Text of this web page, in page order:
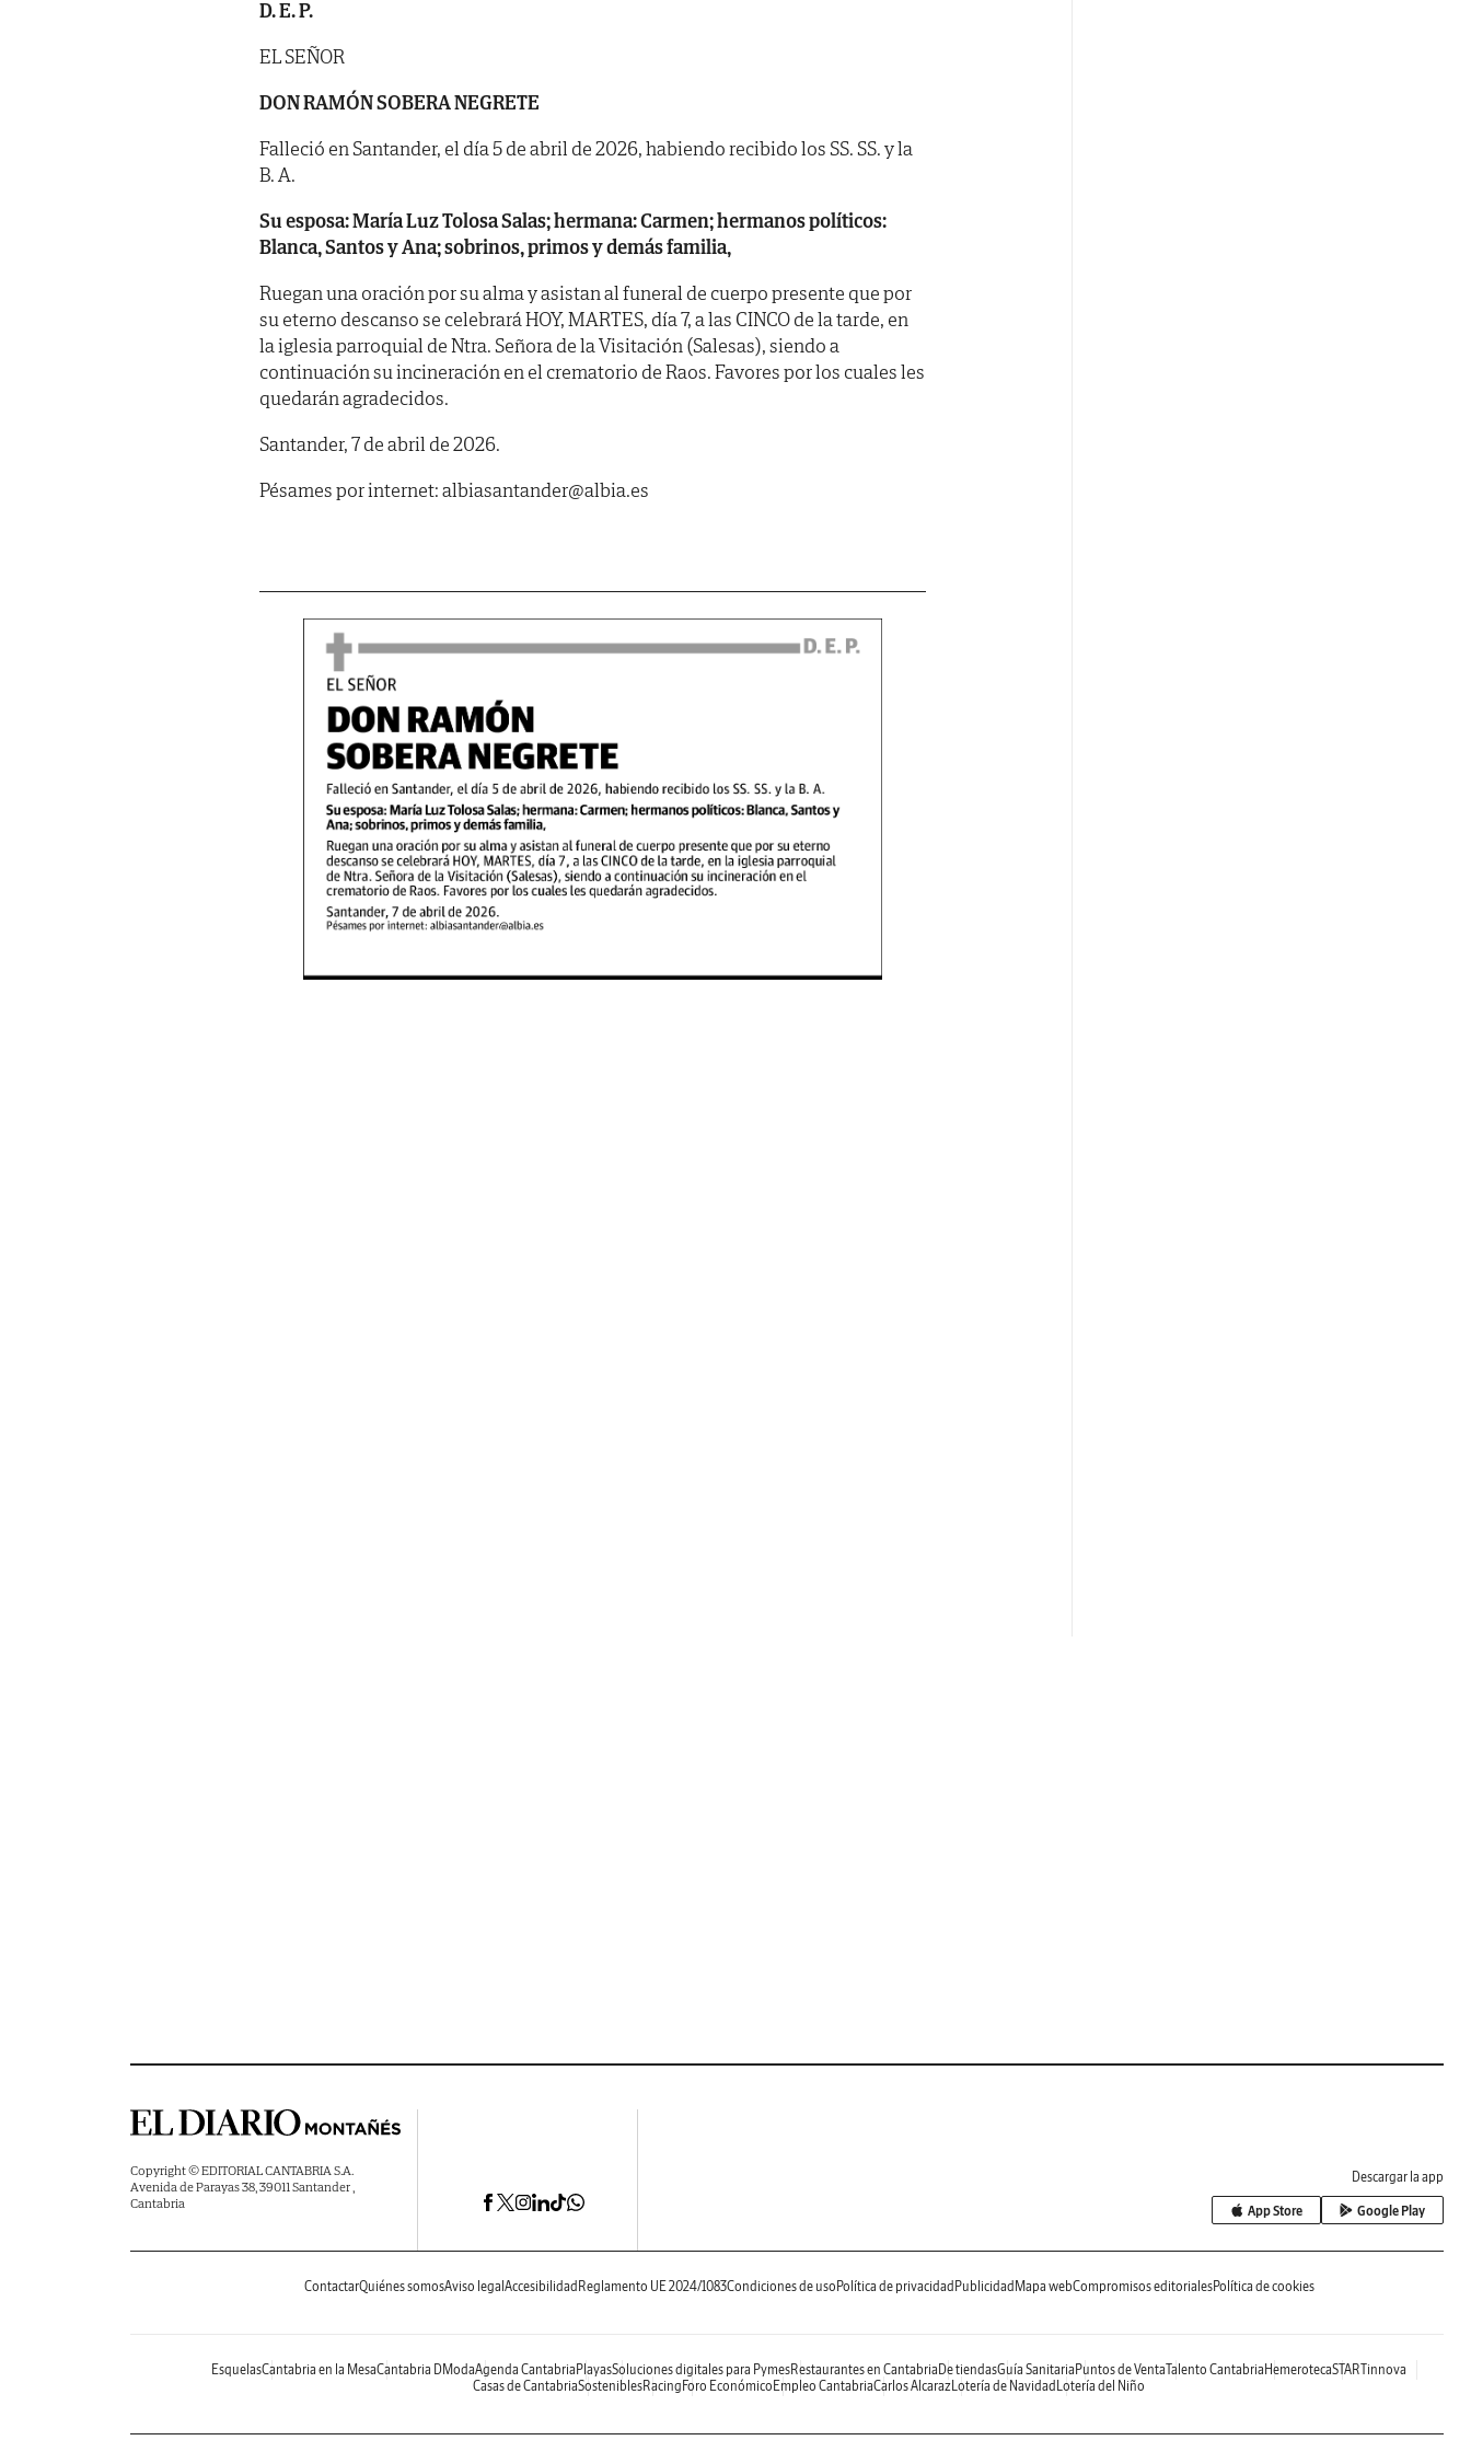
D. E. P.
EL SEÑOR
DON RAMÓN SOBERA NEGRETE
Falleció en Santander, el día 5 de abril de 2026, habiendo recibido los SS. SS. y la
B. A.
Su esposa: María Luz Tolosa Salas; hermana: Carmen; hermanos políticos:
Blanca, Santos y Ana; sobrinos, primos y demás familia,
Ruegan una oración por su alma y asistan al funeral de cuerpo presente que por
su eterno descanso se celebrará HOY, MARTES, día 7, a las CINCO de la tarde, en
la iglesia parroquial de Ntra. Señora de la Visitación (Salesas), siendo a
continuación su incineración en el crematorio de Raos. Favores por los cuales les
quedarán agradecidos.
Santander, 7 de abril de 2026.
Pésames por internet: albiasantander@albia.es
Copyright © EDITORIAL CANTABRIA S.A.
Avenida de Parayas 38, 39011 Santander ,
Cantabria
Descargar la app
App Store Google Play
ContactarQuiénes somosAviso legal Accesibilidad Reglamento UE 2024/1083Condiciones de uso Política de privacidad Publicidad Mapa webCompromisos editorialesPolítica de cookies
EsquelasCantabria en la MesaCantabria DModaAgenda Cantabria PlayasSoluciones digitales para PymesRestaurantes en Cantabria De tiendasGuía Sanitaria Puntos de VentaTalento Cantabria HemerotecaSTARTinnova
Casas de CantabriaSosteniblesRacing Foro Económico Empleo CantabriaCarlos AlcarazLotería de Navidad Lotería del Niño